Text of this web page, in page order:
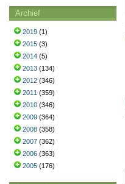
Archief
2019 (1)
2015 (3)
2014 (5)
2013 (134)
2012 (346)
2011 (359)
2010 (346)
2009 (364)
2008 (358)
2007 (362)
2006 (363)
2005 (176)